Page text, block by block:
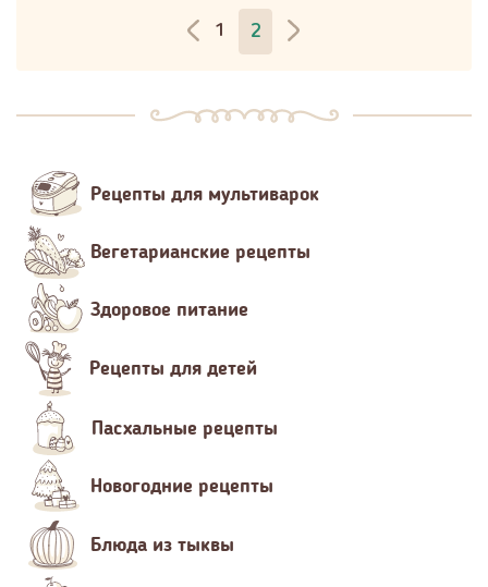
1 2
Рецепты для мультиварок
Вегетарианские рецепты
Здоровое питание
Рецепты для детей
Пасхальные рецепты
Новогодние рецепты
Блюда из тыквы